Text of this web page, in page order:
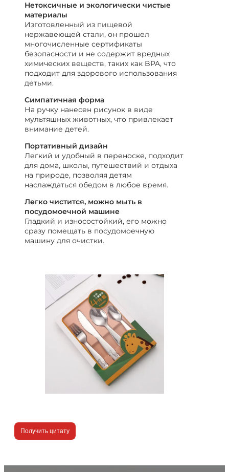
Нетоксичные и экологически чистые
материалы
Изготовленный из пищевой
нержавеющей стали, он прошел
многочисленные сертификаты
безопасности и не содержит вредных
химических веществ, таких как BPA, что
подходит для здорового использования
детьми.
Симпатичная форма
На ручку нанесен рисунок в виде
мультяшных животных, что привлекает
внимание детей.
Портативный дизайн
Легкий и удобный в переноске, подходит
для дома, школы, путешествий и отдыха
на природе, позволяя детям
наслаждаться обедом в любое время.
Легко чистится, можно мыть в
посудомоечной машине
Гладкий и износостойкий, его можно
сразу помещать в посудомоечную
машину для очистки.
Получить цитату